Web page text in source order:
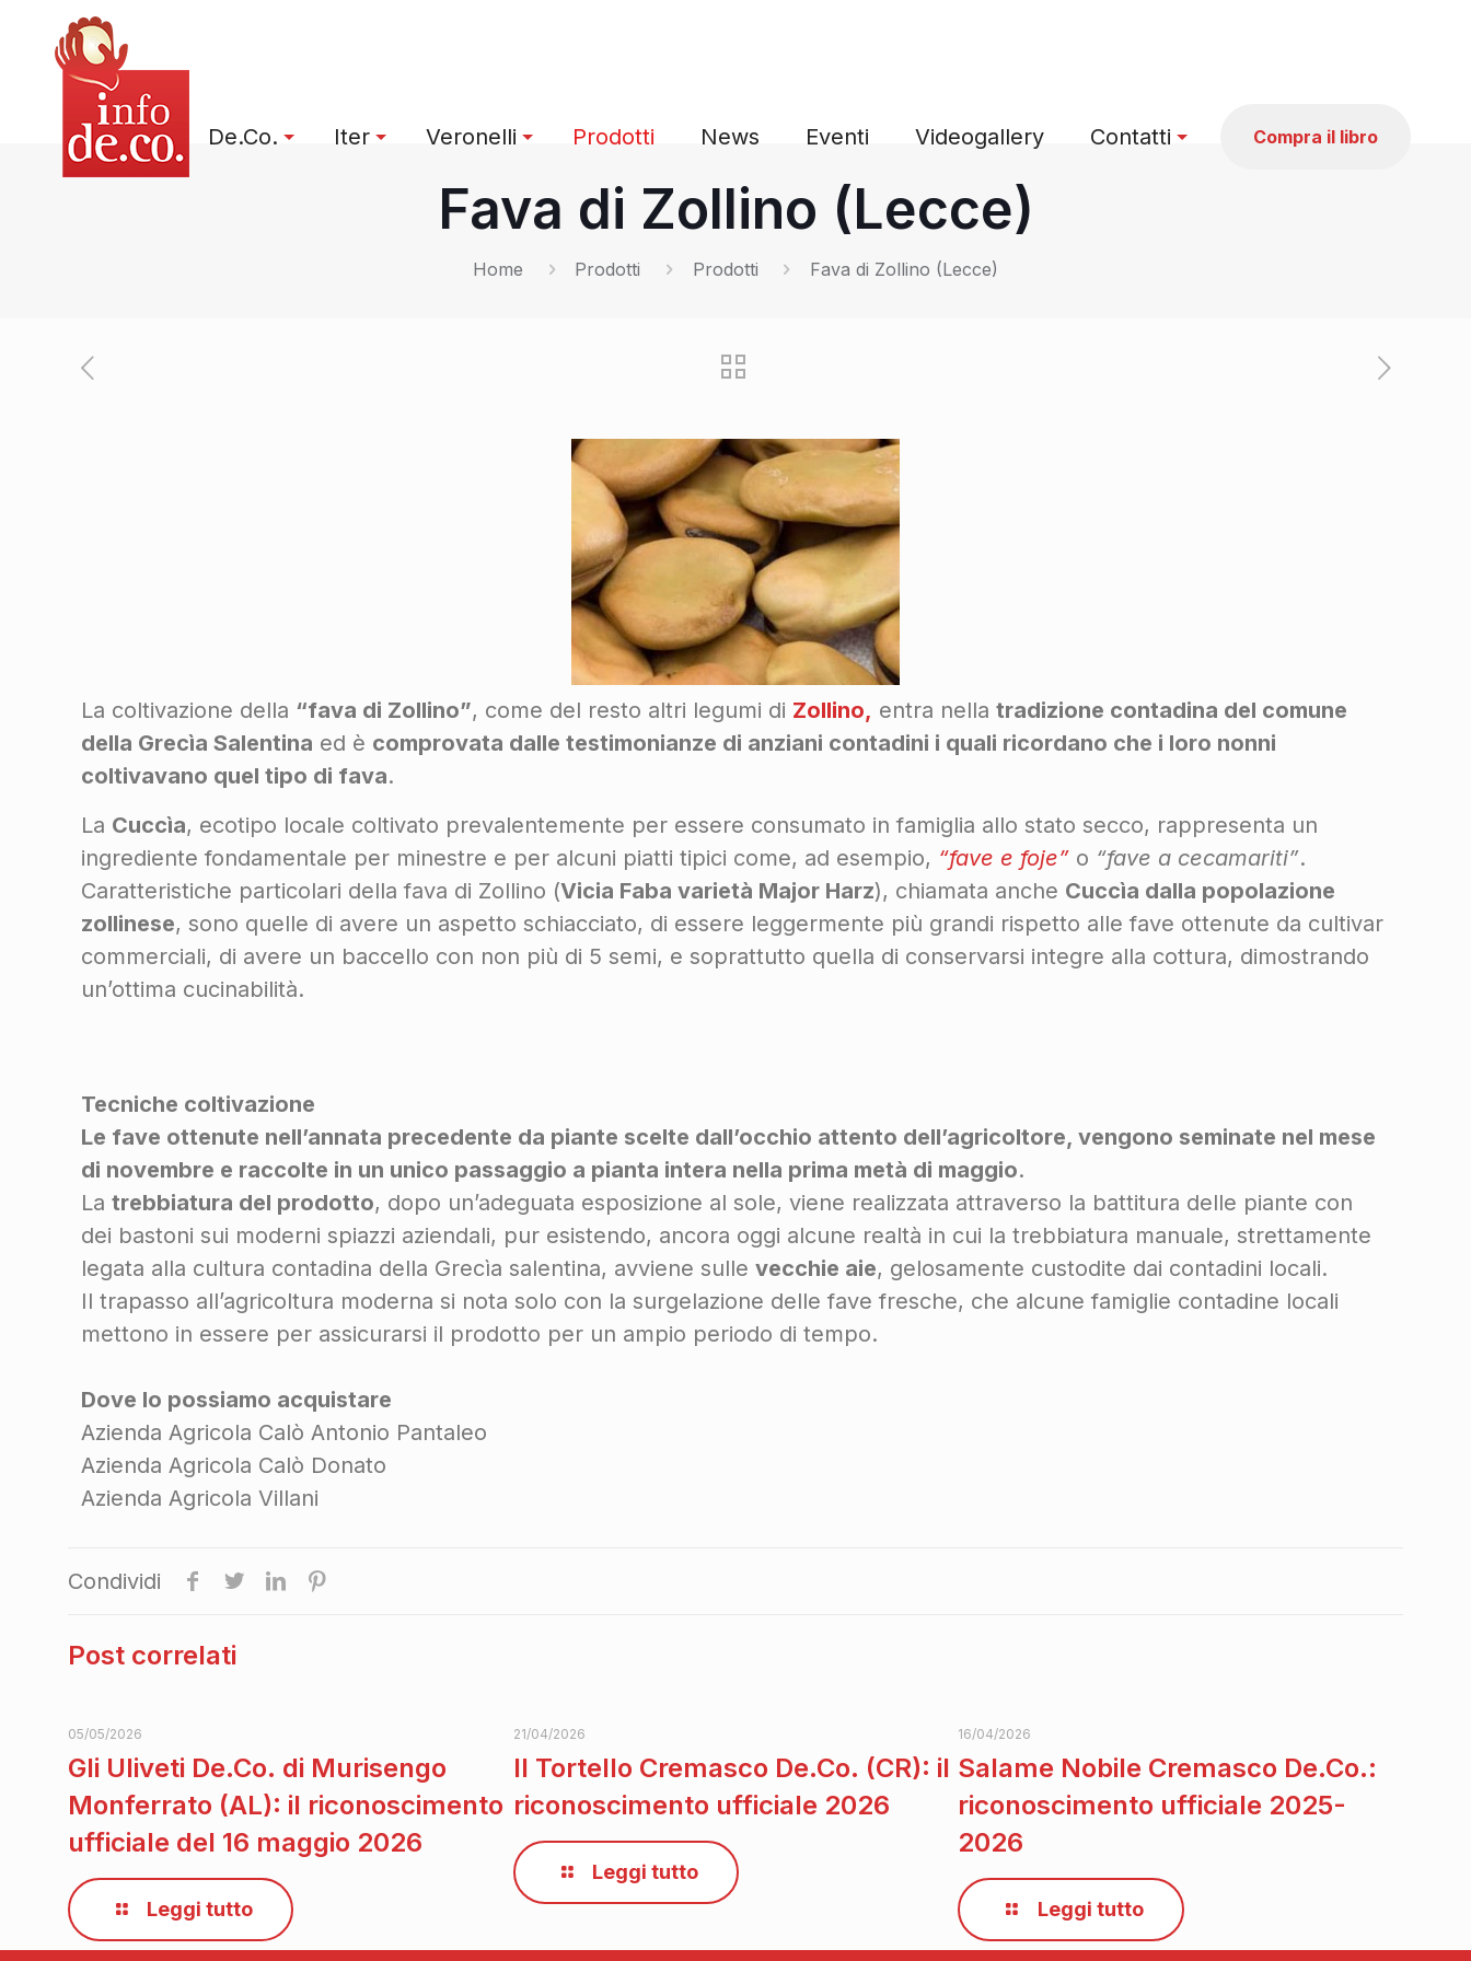
De.Co. Iter Veronelli Prodotti News Eventi Videogallery Contatti Compra il libro
Fava di Zollino (Lecce)
Home Prodotti Prodotti Fava di Zollino (Lecce)
La coltivazione della “fava di Zollino”, come del resto altri legumi di Zollino, entra nellatradizione contadina del comune
della Grecìa Salentina ed è comprovata dalle testimonianze di anziani contadini i quali ricordano che i loro nonni
coltivavano quel tipo di fava.
La Cuccìa, ecotipo locale coltivato prevalentemente per essere consumato in famiglia allo stato secco, rappresenta un
ingrediente fondamentale per minestre e per alcuni piatti tipici come, ad esempio, “fave e foje” o “fave a cecamariti”.
Caratteristiche particolari della fava di Zollino (Vicia Faba varietà Major Harz), chiamata anche Cuccìa dalla popolazione
zollinese, sono quelle di avere un aspetto schiacciato, di essere leggermente più grandi rispetto alle fave ottenute da cultivar
commerciali, di avere un baccello con non più di 5 semi, e soprattutto quella di conservarsi integre alla cottura, dimostrando
un’ottima cucinabilità.
Tecniche coltivazione
Le fave ottenute nell’annata precedente da piante scelte dall’occhio attento dell’agricoltore, vengono seminate nel mese
di novembre e raccolte in un unico passaggio a pianta intera nella prima metà di maggio.
Latrebbiatura del prodotto, dopo un’adeguata esposizione al sole, viene realizzata attraverso la battitura delle piante con
dei bastoni sui moderni spiazzi aziendali, pur esistendo, ancora oggi alcune realtà in cui la trebbiatura manuale, strettamente
legata alla cultura contadina della Grecìa salentina, avviene sullevecchie aie, gelosamente custodite dai contadini locali.
Il trapasso all’agricoltura moderna si nota solo con la surgelazione delle fave fresche, che alcune famiglie contadine locali
mettono in essere per assicurarsi il prodotto per un ampio periodo di tempo.
Dove lo possiamo acquistare
Azienda Agricola Calò Antonio Pantaleo
Azienda Agricola Calò Donato
Azienda Agricola Villani
Condividi
Post correlati
05/05/2026
Gli Uliveti De.Co. di Murisengo
Monferrato (AL): il riconoscimento
ufficiale del 16 maggio 2026
Leggi tutto
21/04/2026
Il Tortello Cremasco De.Co. (CR): il
riconoscimento ufficiale 2026
Leggi tutto
16/04/2026
Salame Nobile Cremasco De.Co.:
riconoscimento ufficiale 2025-
2026
Leggi tutto